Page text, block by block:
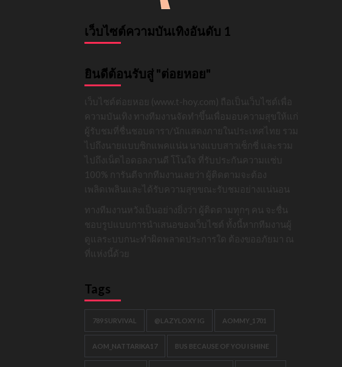
เว็บไซต์ความบันเทิงอันดับ 1
ยินดีต้อนรับสู่ "ต่อยหอย"
เว็บไซต์ต่อยหอย (www.t-hoy.com) ถือเป็นเว็บไซต์เพื่อ
ความบันเทิง ทางทีมงานจัดทำขึ้นเพื่อมอบความสุขให้แก่
ผู้รับชมที่ชื่นชอบดารา/นักแสดงภายในประเทศไทย รวม
ไปถึงนายแบบซิกแพคแน่น นางแบบสาวเซ็กซี่ และรวม
ไปถึงเน็ตไอดอลงานดี โโนใจ ที่รับประกันความแซ่บ
100% การันตีจากทีมงานเลยว่า ผู้ติดตามจะต้อง
เพลิดเพลินและได้รับความสุขขณะรับชมอย่างแน่นอน
ทางทีมงานหวังเป็นอย่างยิ่งว่า ผู้ติดตามทุกๆ คน จะชื่น
ชอบรูปแบบการนำเสนอของเว็บไซต์ ทั้งนี้หากทีมงานผู้
ดูแลระบบกนะทำผิดพลาดประการใด ต้องขออภัยมา ณ
ที่แห่งนี้ด้วย
Tags
789 SURVIVAL @LAZYLOXY IG AOMMY_1701
AOM_NATTARIKA17 BUS BECAUSE OF YOU I SHINE